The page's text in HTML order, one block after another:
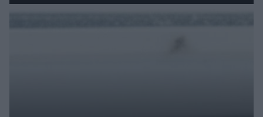
kobiety